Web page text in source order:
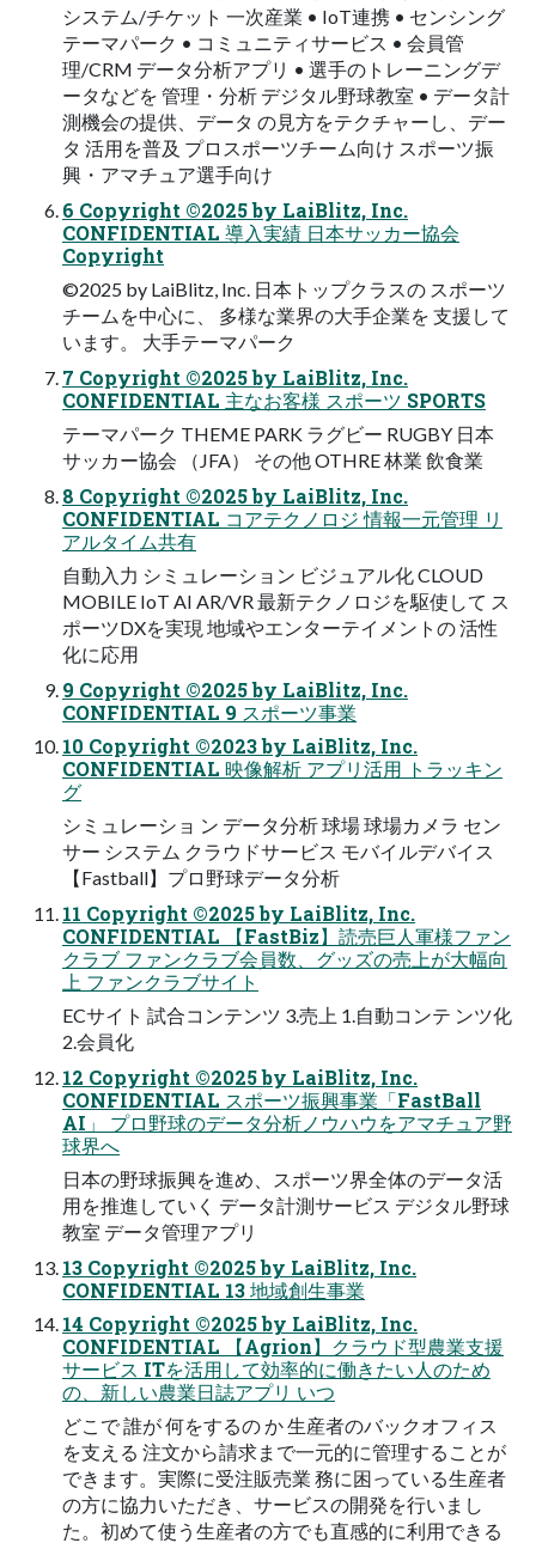
システム/チケット 一次産業 • IoT連携 • センシング
テーマパーク • コミュニティサービス • 会員管
理/CRM データ分析アプリ • 選手のトレーニングデ
ータなどを 管理・分析 デジタル野球教室 • データ計
測機会の提供、データ の見方をテクチャーし、デー
タ 活用を普及 プロスポーツチーム向け スポーツ振
興・アマチュア選手向け
6 Copyright ©2025 by LaiBlitz, Inc.
CONFIDENTIAL 導入実績 日本サッカー協会
Copyright
©2025 by LaiBlitz, Inc. 日本トップクラスの スポーツ
チームを中心に、 多様な業界の大手企業を 支援して
います。 大手テーマパーク
7 Copyright ©2025 by LaiBlitz, Inc.
CONFIDENTIAL 主なお客様 スポーツ SPORTS
テーマパーク THEME PARK ラグビー RUGBY 日本
サッカー協会 （JFA） その他 OTHRE 林業 飲食業
8 Copyright ©2025 by LaiBlitz, Inc.
CONFIDENTIAL コアテクノロジ 情報一元管理 リ
アルタイム共有
自動入力 シミュレーション ビジュアル化 CLOUD
MOBILE IoT AI AR/VR 最新テクノロジを駆使して ス
ポーツDXを実現 地域やエンターテイメントの 活性
化に応用
9 Copyright ©2025 by LaiBlitz, Inc.
CONFIDENTIAL 9 スポーツ事業
10 Copyright ©2023 by LaiBlitz, Inc.
CONFIDENTIAL 映像解析 アプリ活用 トラッキン
グ
シミュレーショ ン データ分析 球場 球場カメラ セン
サー システム クラウドサービス モバイルデバイス
【Fastball】プロ野球データ分析
11 Copyright ©2025 by LaiBlitz, Inc.
CONFIDENTIAL 【FastBiz】読売巨人軍様ファン
クラブ ファンクラブ会員数、グッズの売上が大幅向
上 ファンクラブサイト
ECサイト 試合コンテンツ 3.売上 1.自動コンテ ンツ化
2.会員化
12 Copyright ©2025 by LaiBlitz, Inc.
CONFIDENTIAL スポーツ振興事業「FastBall
AI」 プロ野球のデータ分析ノウハウをアマチュア野
球界へ
日本の野球振興を進め、スポーツ界全体のデータ活
用を推進していく データ計測サービス デジタル野球
教室 データ管理アプリ
13 Copyright ©2025 by LaiBlitz, Inc.
CONFIDENTIAL 13 地域創生事業
14 Copyright ©2025 by LaiBlitz, Inc.
CONFIDENTIAL 【Agrion】クラウド型農業支援
サービス ITを活用して効率的に働きたい人のため
の、新しい農業日誌アプリ いつ
どこで 誰が 何をするの か 生産者のバックオフィス
を支える 注文から請求まで一元的に管理することが
できます。実際に受注販売業 務に困っている生産者
の方に協力いただき、サービスの開発を行いまし
た。初めて使う生産者の方でも直感的に利用できる